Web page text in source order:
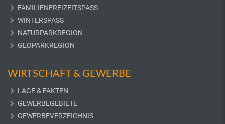
FAMILIENFREIZEITSPASS
WINTERSPASS
NATURPARKREGION
GEOPARKREGION
WIRTSCHAFT & GEWERBE
LAGE & FAKTEN
GEWERBEGEBIETE
GEWERBEVERZEICHNIS